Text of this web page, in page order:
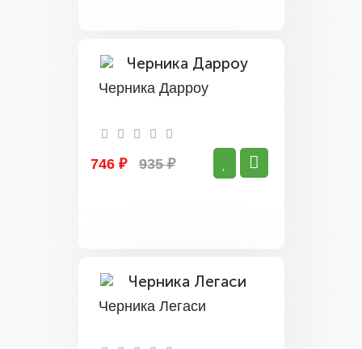
Черника Дарроу
746 ₽ 935 ₽
Черника Легаси